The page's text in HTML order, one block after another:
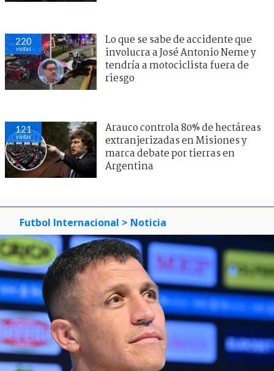
220
visitas
Lo que se sabe de accidente que
involucra a José Antonio Neme y
tendría a motociclista fuera de
riesgo
121
visitas
Arauco controla 80% de hectáreas
extranjerizadas en Misiones y
marca debate por tierras en
Argentina
Futbol Internacional > Noticia